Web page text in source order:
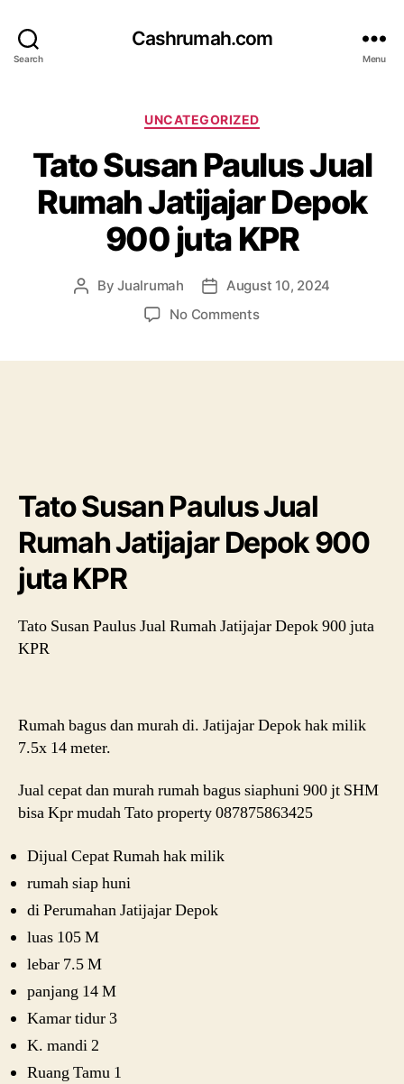
Search
Cashrumah.com
Menu
Categories
UNCATEGORIZED
Tato Susan Paulus Jual
Rumah Jatijajar Depok
900 juta KPR
PostByJualrumah
PostAugust 10, 2024
No Commentson
juta
KPR
Tato Susan Paulus Jual
Rumah Jatijajar Depok 900
juta KPR
Tato Susan Paulus Jual Rumah Jatijajar Depok 900 juta
KPR
Rumah bagus dan murah di. Jatijajar Depok hak milik
7.5x 14 meter.
Jual cepat dan murah rumah bagus siaphuni 900 jt SHM
bisa Kpr mudah Tato property 087875863425
Dijual Cepat Rumah hak milik
rumah siap huni
di Perumahan Jatijajar Depok
luas 105 M
lebar 7.5 M
panjang 14 M
Kamar tidur 3
K. mandi 2
Ruang Tamu 1